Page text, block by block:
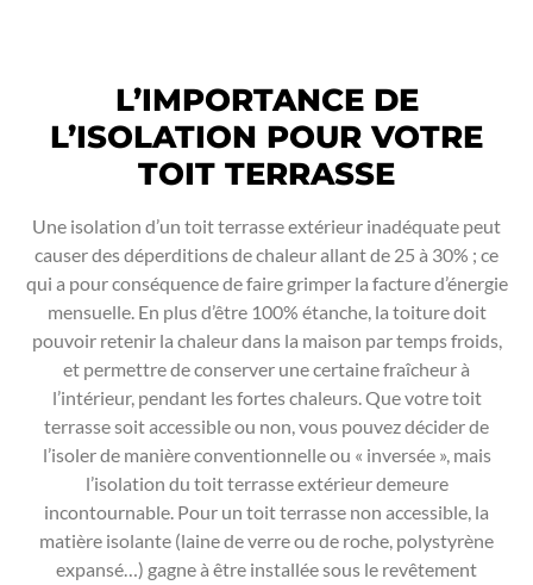
L’IMPORTANCE DE
L’ISOLATION POUR VOTRE
TOIT TERRASSE
Une isolation d’un toit terrasse extérieur inadéquate peut
causer des déperditions de chaleur allant de 25 à 30% ; ce
qui a pour conséquence de faire grimper la facture d’énergie
mensuelle. En plus d’être 100% étanche, la toiture doit
pouvoir retenir la chaleur dans la maison par temps froids,
et permettre de conserver une certaine fraîcheur à
l’intérieur, pendant les fortes chaleurs. Que votre toit
terrasse soit accessible ou non, vous pouvez décider de
l’isoler de manière conventionnelle ou « inversée », mais
l’isolation du toit terrasse extérieur demeure
incontournable. Pour un toit terrasse non accessible, la
matière isolante (laine de verre ou de roche, polystyrène
expansé…) gagne à être installée sous le revêtement